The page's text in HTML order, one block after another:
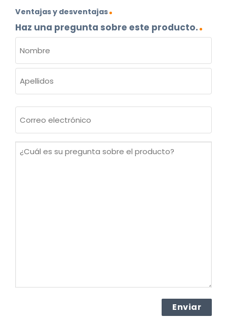
Ventajas y desventajas
Haz una pregunta sobre este producto.
(OBLIGATORIO)
Nombre
electrónico
¿Cuál